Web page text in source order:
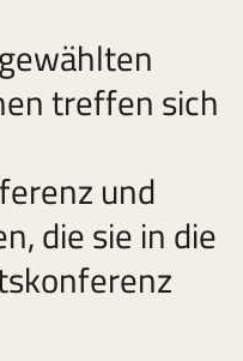
treffen sich
und
die sie in die